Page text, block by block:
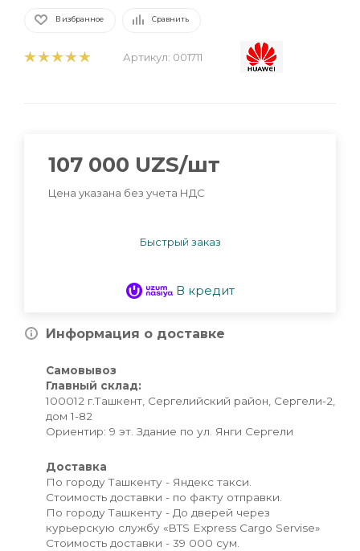
В избранное Сравнить
Артикул: 001711
107 000 UZS/шт
Цена указана без учета НДС
Быстрый заказ
В кредит
Информация о доставке
Самовывоз
Главный склад:
100012 г.Ташкент, Сергелийский район, Сергели-2,
дом 1-82
Ориентир: 9 эт. Здание по ул. Янги Сергели
Доставка
По городу Ташкенту - Яндекс такси.
Стоимость доставки - по факту отправки.
По городу Ташкенту - До дверей через
курьерскую службу «BTS Express Cargo Servise»
Стоимость доставки - 39 000 сум.